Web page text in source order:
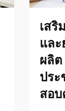
เส
แล
ผลิ
ประ
สอ